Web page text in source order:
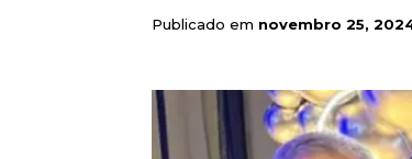
Publicado em novembro 25,